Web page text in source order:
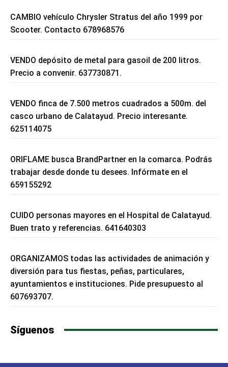
CAMBIO vehículo Chrysler Stratus del año 1999 por
Scooter. Contacto 678968576
VENDO depósito de metal para gasoil de 200 litros.
Precio a convenir. 637730871.
VENDO finca de 7.500 metros cuadrados a 500m. del
casco urbano de Calatayud. Precio interesante.
625114075
ORIFLAME busca BrandPartner en la comarca. Podrás
trabajar desde donde tu desees. Infórmate en el
659155292
CUIDO personas mayores en el Hospital de Calatayud.
Buen trato y referencias. 641640303
ORGANIZAMOS todas las actividades de animación y
diversión para tus fiestas, peñas, particulares,
ayuntamientos e instituciones. Pide presupuesto al
607693707.
Síguenos